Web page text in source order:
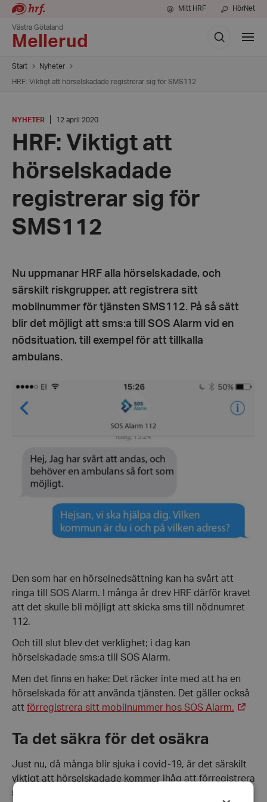
Mitt HRF HörNet
Västra Götaland
Mellerud
Sök
Visa
meny
Start Nyheter
HRF: Viktigt att hörselskadade registrerar sig för SMS112
KATEGORI
NYHETER
Datum:
april
2020
12 april 2020
HRF: Viktigt att
hörselskadade
registrerar sig för
SMS112
Nu uppmanar HRF alla hörselskadade, och
särskilt riskgrupper, att registrera sitt
mobilnummer för tjänsten SMS112. På så sätt
blir det möjligt att sms:a till SOS Alarm vid en
nödsituation, till exempel för att tillkalla
ambulans.
Den som har en hörselnedsättning kan ha svårt att
ringa till SOS Alarm. I många år drev HRF därför kravet
att det skulle bli möjligt att skicka sms till nödnumret
112.
Och till slut blev det verklighet; i dag kan
hörselskadade sms:a till SOS Alarm.
Men det finns en hake: Det räcker inte med att ha en
hörselskada för att använda tjänsten. Det gäller också
att förregistrera sitt mobilnummer hos SOS Alarm.
Ta det säkra för det osäkra
Just nu, då många blir sjuka i covid-19, är det särskilt
viktigt att hörselskadade kommer ihåg att förregistrera
sitt nummer, påminner HRF.